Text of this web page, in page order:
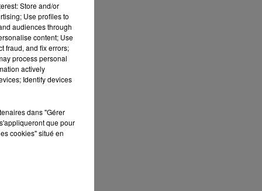
Store and/or
Use profiles to
audiences through
content; Use
fraud, and fix errors;
process personal
actively
Identify devices
dans "Gérer
que pour
cookies" situé en